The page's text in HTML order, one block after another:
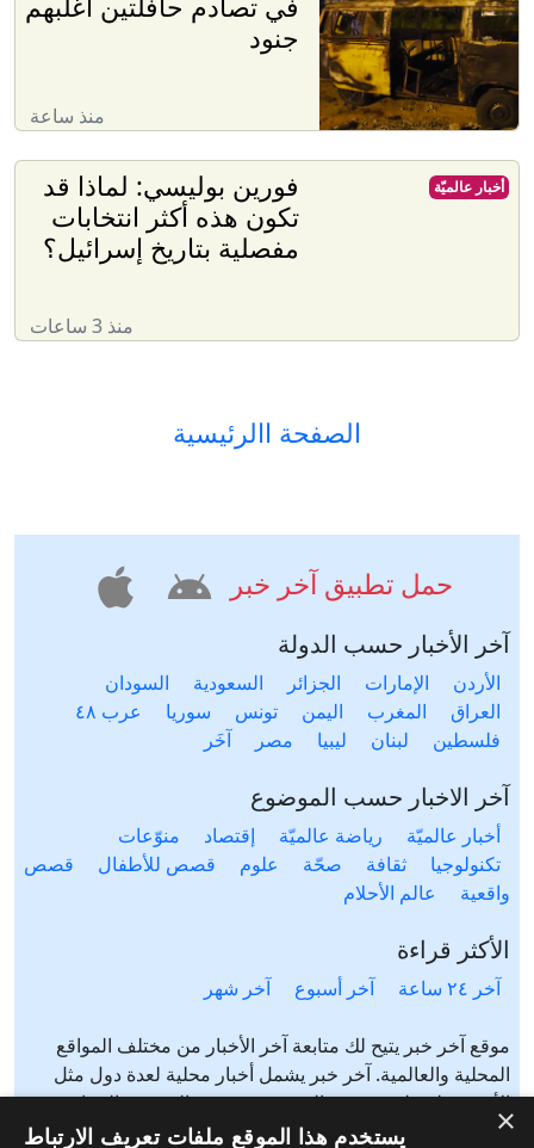
جنود
منذ ساعة
فورين بوليسي: لماذا قد
تكون هذه أكثر انتخابات
مفصلية بتاريخ إسرائيل؟
منذ 3 ساعات
أخبار عالميّة
الصفحة االرئيسية
حمل تطبيق آخر خبر
آخر الأخبار حسب الدولة
الأردن الإمارات الجزائر السعودية
السودان
العراق
المغرب اليمن تونس سوريا
عرب ٤٨
فلسطين
لبنان ليبيا مصر آخَر
آخر الاخبار حسب الموضوع
أخبار عالميّة رياضة عالميّة إقتصاد
منوّعات
تكنولوجيا
ثقافة صحّة علوم قصص للأطفال
قصص
واقعية
عالم الأحلام
الأكثر قراءة
آخر ٢٤ ساعة آخر أسبوع آخر شهر
موقع آخر خبر يتيح لك متابعة آخر الأخبار من مختلف المواقع
المحلية والعالمية. آخر خبر يشمل أخبار محلية لعدة دول مثل
الأردن، فلسطين، مصر، السعودية، تونس، المغرب، الجزائر،
عرب ٤٨، لبنان، العراق، اليمن وغيرها آخر خبر يتيح متابعة أخبار
× يستخدم هذا الموقع ملفات تعريف الارتباط